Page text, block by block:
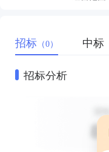
招标 （0） 中标
招标分析